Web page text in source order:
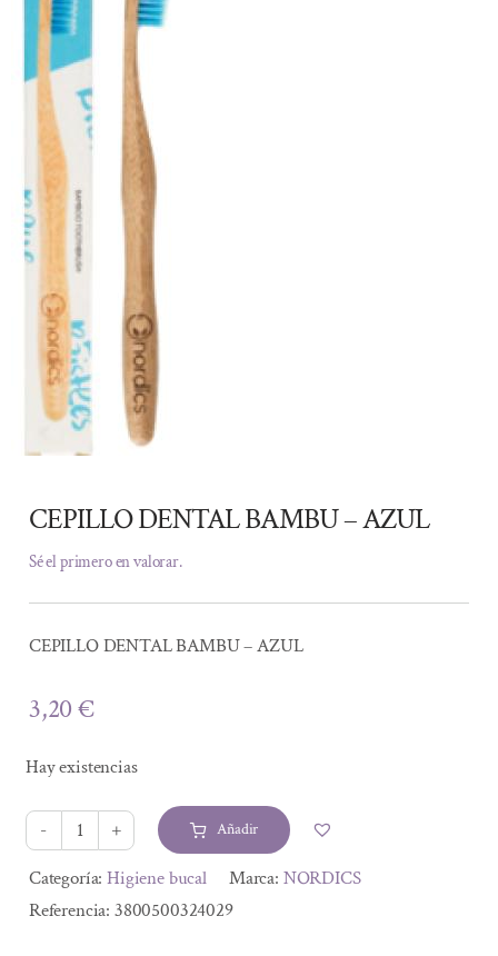
CEPILLO DENTAL BAMBU – AZUL
Sé el primero en valorar.
CEPILLO DENTAL BAMBU – AZUL
3,20€
Hay existencias
CEPILLO
DENTAL
BAMBU
Añadir
Alternative:
Categoría:Higiene bucal Marca: NORDICS
Referencia: 3800500324029